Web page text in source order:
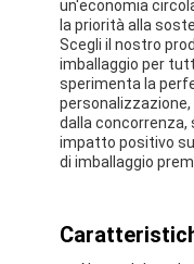
Casa.
Chi Siamo
un'economia
la priorità alla
Scegli il nostro
imballaggio per
sperimenta la
dalla concorrenza,
impatto positivo
di imballaggio